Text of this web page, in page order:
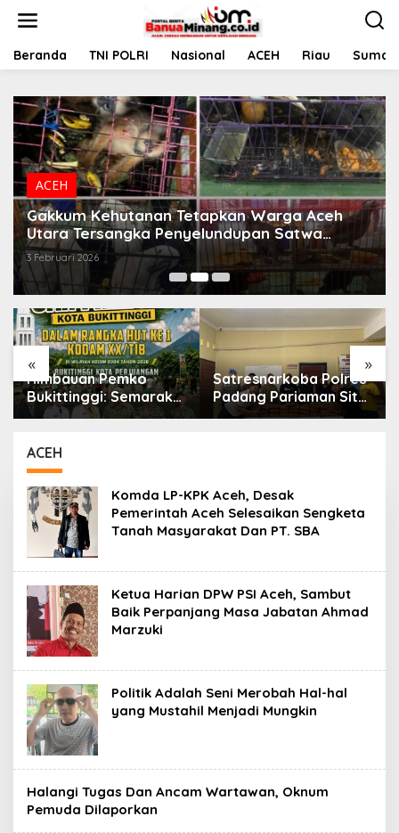
t
Beranda TNI POLRI Nasional ACEH Riau
ACEH
Gakkum Kehutanan Tetapkan Warga Aceh
Utara Tersangka Penyelundupan Satwa
Dilindungi
3 Februari 2026
« »
Himbauan Pemko
Bukittinggi: Semarak
Car Free Day dalam
Komando Daerah
Militer (KODAM)
XX/Tuanku Imam
Bonjol
Satresnarkoba Polres
Padang Pariaman Sita
61 Paket Ganja Di
ACEH
Komda LP-KPK Aceh, Desak
Pemerintah Aceh Selesaikan Sengketa
Tanah Masyarakat Dan PT. SBA
Ketua Harian DPW PSI Aceh, Sambut
Baik Perpanjang Masa Jabatan Ahmad
Marzuki
Politik Adalah Seni Merobah Hal-hal
yang Mustahil Menjadi Mungkin
Halangi Tugas Dan Ancam Wartawan, Oknum
Pemuda Dilaporkan